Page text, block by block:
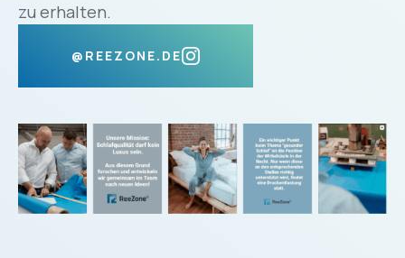
zu erhalten.
@REEZONE.DE